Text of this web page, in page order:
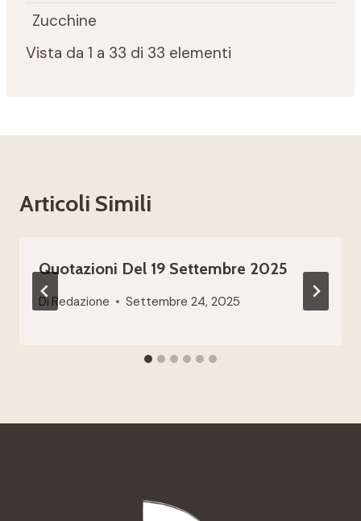
Zucchine
Vista da 1 a 33 di 33 elementi
Articoli Simili
Quotazioni Del 19 Settembre 2025
Di Redazione Settembre 24, 2025